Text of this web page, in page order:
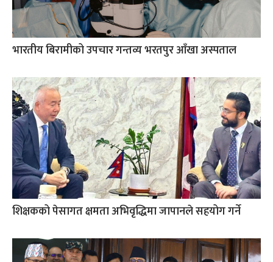
भारतीय बिरामीको उपचार गन्तव्य भरतपुर आँखा अस्पताल
शिक्षकको पेसागत क्षमता अभिवृद्धिमा जापानले सहयोग गर्ने